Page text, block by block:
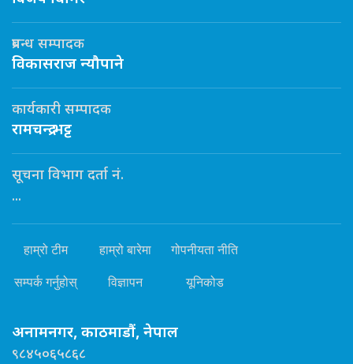
प्रबन्ध सम्पादक
विकासराज न्यौपाने
कार्यकारी सम्पादक
रामचन्द्र भट्ट
सूचना विभाग दर्ता नं.
...
हाम्रो टीम हाम्रो बारेमा गोपनीयता नीति
सम्पर्क गर्नुहोस् विज्ञापन यूनिकोड
अनामनगर, काठमाडौं, नेपाल
९८४५०६५८६८